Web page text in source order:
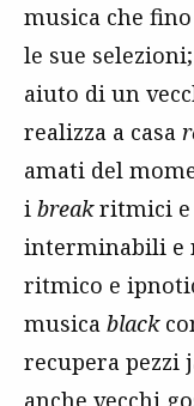
musica che
le sue
aiuto di un
realizza a casa
amati del
i breakritmici e
interminabili e
ritmico e
musica black
recupera pezzi
anche vecchi